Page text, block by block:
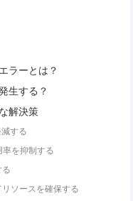
ラーとは？
生する？
解決策
する
を抑制する
ソースを確保する